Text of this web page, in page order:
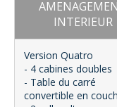
INTERIEUR
Version Quatro
- 4 cabines doubles
- Table du carré
convertible en